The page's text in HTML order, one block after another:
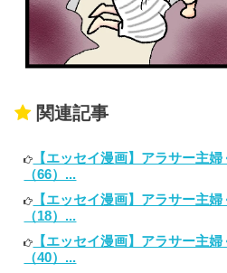
関連記事
【エッセイ漫画】アラサー主
（66）...
【エッセイ漫画】アラサー主
（18）...
【エッセイ漫画】アラサー主
（40）...